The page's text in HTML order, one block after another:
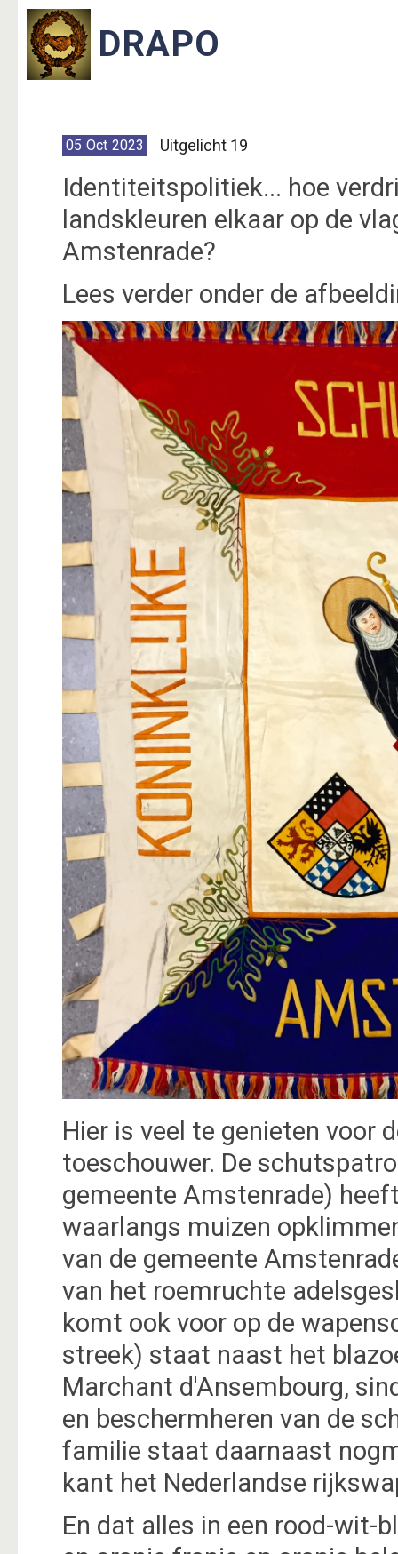
05 Oct 2023 Uitgelicht 19
Identiteitspolitiek... hoe
landskleuren elkaar op de
Amstenrade?
Lees verder onder de
Hier is veel te genieten voor
toeschouwer. De
gemeente Amstenrade)
waarlangs muizen
van de gemeente
van het roemruchte
komt ook voor op de
streek) staat naast het
Marchant d'Ansembourg,
en beschermheren van de
familie staat daarnaast
kant het Nederlandse
En dat alles in een rood-wit-